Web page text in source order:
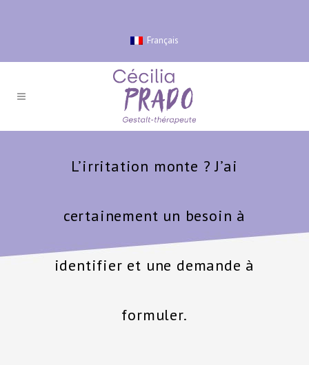
Français
L’irritation monte ? J’ai
certainement un besoin à
identifier et une demande à
formuler.